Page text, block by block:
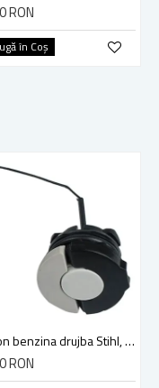
RON
în Coş
Buson benzina drujba Stihl, model cu clapeta
RON